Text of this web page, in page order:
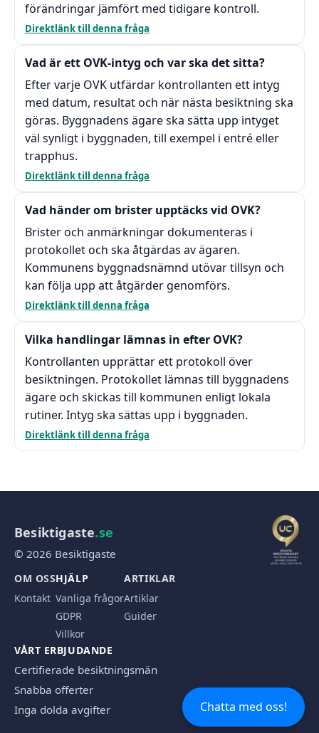
förändringar jämfört med tidigare kontroll.
Direktlänk till denna fråga
Vad är ett OVK-intyg och var ska det sitta?
Efter varje OVK utfärdar kontrollanten ett intyg
med datum, resultat och när nästa besiktning ska
göras. Byggnadens ägare ska sätta upp intyget
väl synligt i byggnaden, till exempel i entré eller
trapphus.
Direktlänk till denna fråga
Vad händer om brister upptäcks vid OVK?
Brister och anmärkningar dokumenteras i
protokollet och ska åtgärdas av ägaren.
Kommunens byggnadsnämnd utövar tillsyn och
kan följa upp att åtgärder genomförs.
Direktlänk till denna fråga
Vilka handlingar lämnas in efter OVK?
Kontrollanten upprättar ett protokoll över
besiktningen. Protokollet lämnas till byggnadens
ägare och skickas till kommunen enligt lokala
rutiner. Intyg ska sättas upp i byggnaden.
Direktlänk till denna fråga
Chatta med oss!
Besiktigaste.se
© 2026 Besiktigaste
OM OSS
Kontakt
HJÄLP
Vanliga frågor
GDPR
Villkor
ARTIKLAR
Artiklar
Guider
VÅRT ERBJUDANDE
Certifierade besiktningsmän
Snabba offerter
Inga dolda avgifter